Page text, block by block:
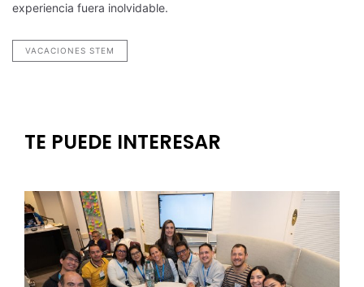
experiencia fuera inolvidable.
VACACIONES STEM
TE PUEDE INTERESAR